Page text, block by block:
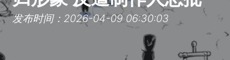
发布时间：2026-04-09 06:30:03